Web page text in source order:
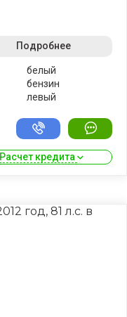
белый
бензин
левый
Подробнее
Расчет кредита